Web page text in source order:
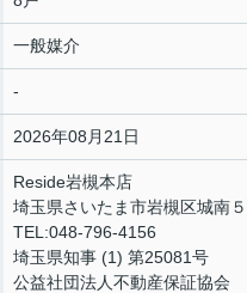
一般媒介
-
2026年08月21日
Reside岩槻本店
埼玉県さいたま市岩槻区城南
TEL:048-796-4156
埼玉県知事 (1) 第25081号
公益社団法人不動産保証協会